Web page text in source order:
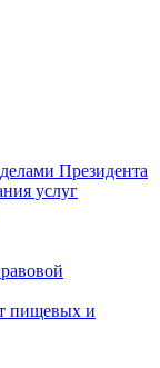
Президента
услуг
пищевых и